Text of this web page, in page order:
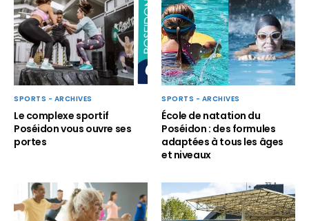
SPORTS - ARCHIVES
Le complexe sportif
Poséidon vous ouvre ses
portes
SPORTS - ARCHIVES
École de natation du
Poséidon : des formules
adaptées à tous les âges
et niveaux